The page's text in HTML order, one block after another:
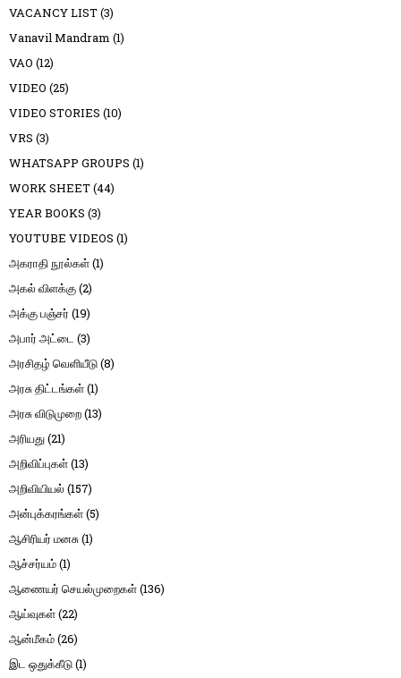
VACANCY LIST(3)
Vanavil Mandram (1)
VAO (12)
VIDEO (25)
VIDEO STORIES (10)
VRS (3)
WHATSAPP GROUPS (1)
WORK SHEET(44)
YEAR BOOKS (3)
YOUTUBE VIDEOS (1)
அகராதி நூல்கள்(1)
அகல் விளக்கு(2)
அக்கு பஞ்சர் (19)
அபார் அட்டை (3)
அரசிதழ் வெளியீடு(8)
அரசு திட்டங்கள்(1)
அரசு விடுமுறை(13)
அரியது(21)
அறிவிப்புகள்(13)
அறிவியியல் (157)
அன்புக்கரங்கள்(5)
ஆசிரியர் மனசு(1)
ஆச்சர்யம்(1)
ஆணையர் செயல்முறைகள்(136)
ஆய்வுகள்(22)
ஆன்மீகம்(26)
இட ஒதுக்கீடு(1)